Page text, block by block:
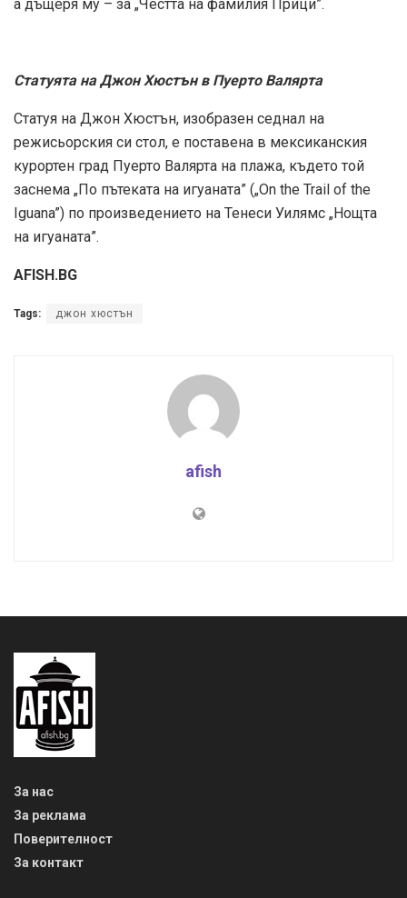
а дъщеря му – за „Честта на фамилия Прици”.
Статуята на Джон Хюстън в Пуерто Валярта
Статуя на Джон Хюстън, изобразен седнал на
режисьорския си стол, е поставена в мексиканския
курортен град Пуерто Валярта на плажа, където той
заснема „По пътеката на игуаната” („On the Trail of the
Iguana”) по произведението на Тенеси Уилямс „Нощта
на игуаната”.
AFISH.BG
Tags: джон хюстън
afish
За нас
За реклама
Поверителност
За контакт